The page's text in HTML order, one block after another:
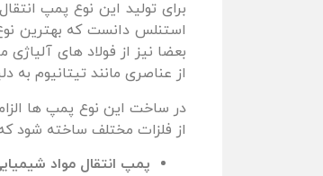
برای تولید این نوع پمپ
از عناصری مانند تیتانیوم به
در ساخت این نوع پمپ ها
از فلزات مختلف ساخته شود
پمپ انتقال مواد